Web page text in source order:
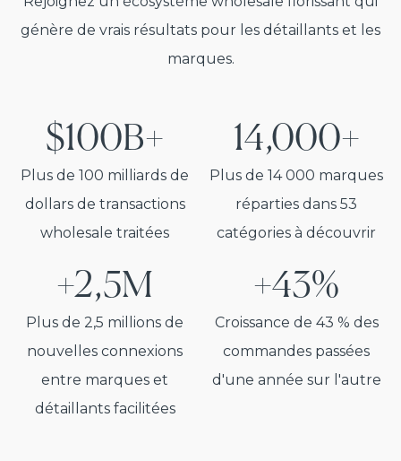
génère de vrais résultats pour les détaillants et les
marques.
$100B+
Plus de 100 milliards de
dollars de transactions
wholesale traitées
14,000+
Plus de 14 000 marques
réparties dans 53
catégories à découvrir
+2,5M
Plus de 2,5 millions de
nouvelles connexions
entre marques et
détaillants facilitées
+43%
Croissance de 43 % des
commandes passées
d'une année sur l'autre